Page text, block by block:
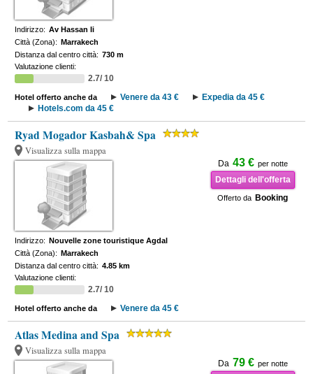
Indirizzo: Av Hassan Ii
Città (Zona): Marrakech
Distanza dal centro città: 730 m
Valutazione clienti:
2.7/ 10
Hotel offerto anche da Venere da 43 €
Expedia da 45 €
Hotels.com da 45 €
Ryad Mogador Kasbah& Spa
Visualizza sulla mappa
Da 43 € per notte
Dettagli dell'offerta
Offerto da Booking
Indirizzo: Nouvelle zone touristique Agdal
Città (Zona): Marrakech
Distanza dal centro città: 4.85 km
Valutazione clienti:
2.7/ 10
Hotel offerto anche da Venere da 45 €
Atlas Medina and Spa
Visualizza sulla mappa
Da 79 € per notte